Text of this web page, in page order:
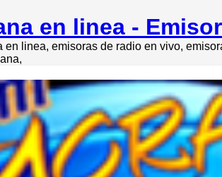
en linea -
linea, emisoras de radio en vivo,